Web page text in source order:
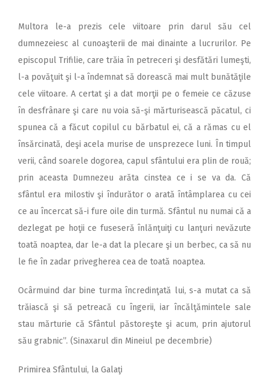
Multora le-a prezis cele viitoare prin darul său cel
dumnezeiesc al cunoaşterii de mai dinainte a lucrurilor. Pe
episcopul Trifilie, care trăia în petreceri şi desfătări lumeşti,
l-a povăţuit şi l-a îndemnat să dorească mai mult bunătăţile
cele viitoare. A certat şi a dat morţii pe o femeie ce căzuse
în desfrânare şi care nu voia să-şi mărturisească păcatul, ci
spunea că a făcut copilul cu bărbatul ei, că a rămas cu el
însărcinată, deşi acela murise de unsprezece luni. În timpul
verii, când soarele dogorea, capul sfântului era plin de rouă;
prin aceasta Dumnezeu arăta cinstea ce i se va da. Că
sfântul era milostiv şi îndurător o arată întâmplarea cu cei
ce au încercat să-i fure oile din turmă. Sfântul nu numai că a
dezlegat pe hoţii ce fuseseră înlănţuiţi cu lanţuri nevăzute
toată noaptea, dar le-a dat la plecare şi un berbec, ca să nu
le fie în zadar privegherea cea de toată noaptea.
Ocârmuind dar bine turma încredinţată lui, s-a mutat ca să
trăiască şi să petreacă cu îngerii, iar încălţămintele sale
stau mărturie că Sfântul păstoreşte şi acum, prin ajutorul
său grabnic”. (Sinaxarul din Mineiul pe decembrie)
Primirea Sfântului, la Galaţi